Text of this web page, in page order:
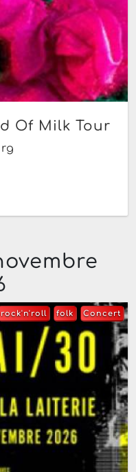
Of Milk Tour
Concert
folk
rock'n'roll